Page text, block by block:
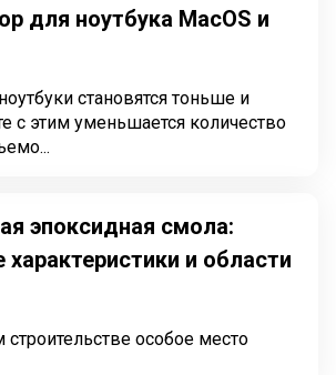
для ноутбука MacOS и
становятся тоньше и
с этим уменьшается количество
эпоксидная смола:
характеристики и области
особое место